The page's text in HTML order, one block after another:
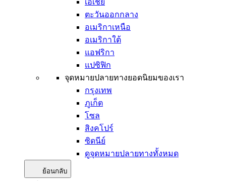
เอเชีย
ตะวันออกกลาง
อเมริกาเหนือ
อเมริกาใต้
แอฟริกา
แปซิฟิก
จุดหมายปลายทางยอดนิยมของเรา
กรุงเทพ
ภูเก็ต
โซล
สิงคโปร์
ซิดนีย์
ดูจุดหมายปลายทางทั้งหมด
ย้อนกลับ